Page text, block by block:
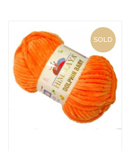
SOLD